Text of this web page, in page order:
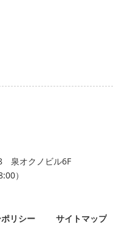
泉オクノビル6F
）
リシー サイトマップ